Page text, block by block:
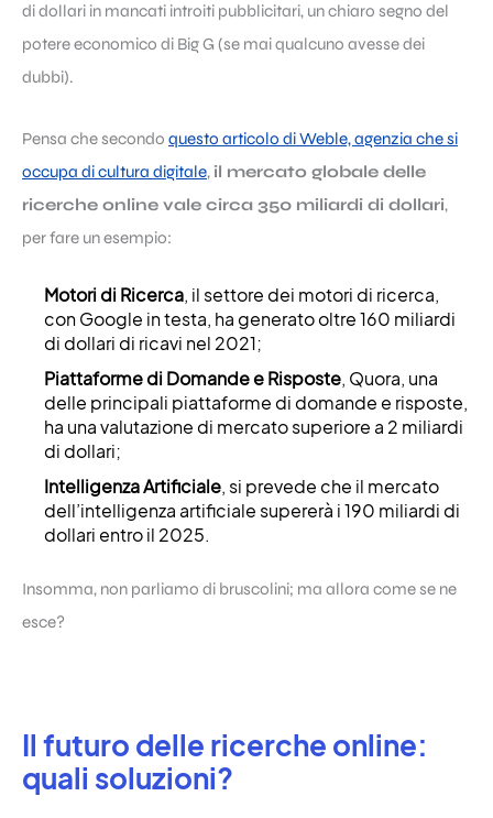
di dollari in mancati introiti pubblicitari, un chiaro segno del
potere economico di Big G (se mai qualcuno avesse dei
dubbi).
Pensa che secondo questo articolo di Weble, agenzia che si
occupa di cultura digitale, il mercato globale delle
ricerche online vale circa 350 miliardi di dollari,
per fare un esempio:
Motori di Ricerca, il settore dei motori di ricerca,
con Google in testa, ha generato oltre 160 miliardi
di dollari di ricavi nel 2021;
Piattaforme di Domande e Risposte, Quora, una
delle principali piattaforme di domande e risposte,
ha una valutazione di mercato superiore a 2 miliardi
di dollari;
Intelligenza Artificiale, si prevede che il mercato
dell’intelligenza artificiale supererà i 190 miliardi di
dollari entro il 2025.
Insomma, non parliamo di bruscolini; ma allora come se ne
esce?
Il futuro delle ricerche online:
quali soluzioni?